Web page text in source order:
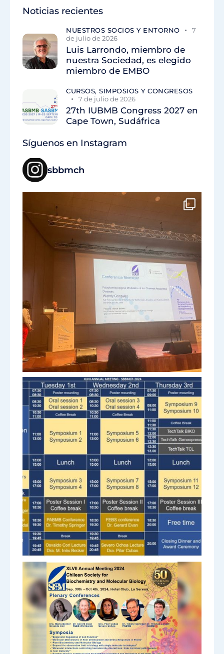
Noticias recientes
NUESTROS SOCIOS Y ENTORNO
7
de julio de 2026
Luis Larrondo, miembro de
nuestra Sociedad, es elegido
miembro de EMBO
CURSOS, SIMPOSIOS Y CONGRESOS
7 de julio de 2026
27th IUBMB Congress 2027 en
Cape Town, Sudáfrica
Síguenos en Instagram
sbbmch